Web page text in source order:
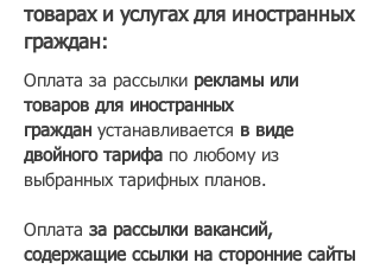
товарах и услугах для иностранных
граждан:
Оплата за рассылки рекламы или
товаров для иностранных
граждан устанавливается в виде
двойного тарифа по любому из
выбранных тарифных планов.
Оплата за рассылки вакансий,
содержащие ссылки на сторонние сайты